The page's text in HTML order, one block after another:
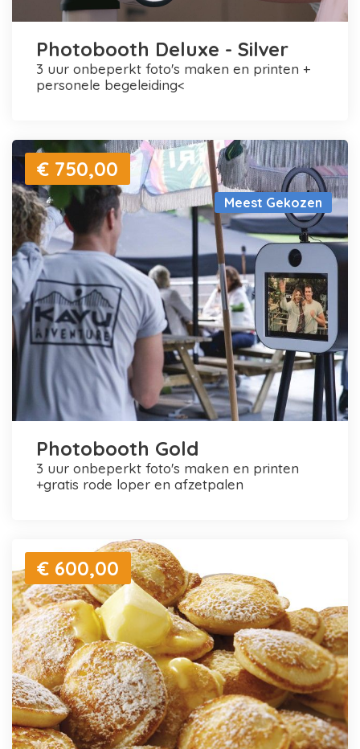
Photobooth Deluxe - Silver
3 uur onbeperkt foto's maken en printen +
personele begeleiding<
Meest Gekozen
€ 750,00
Photobooth Gold
3 uur onbeperkt foto's maken en printen
+gratis rode loper en afzetpalen
€ 600,00